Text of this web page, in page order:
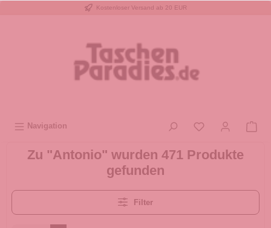
Kostenloser Versand ab 20 EUR
Navigation
Zu "Antonio" wurden 471 Produkte
gefunden
Filter